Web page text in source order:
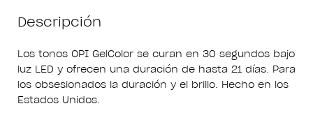
Descripción
Los tonos OPI GelColor se curan en 30 segundos bajo
luz LED y ofrecen una duración de hasta 21 días. Para
los obsesionados la duración y el brillo. Hecho en los
Estados Unidos.